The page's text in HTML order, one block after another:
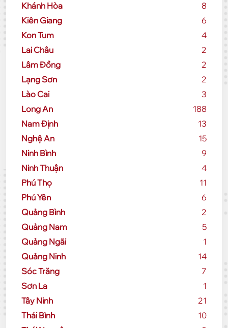
Khánh Hòa
8
Kiên Giang
6
Kon Tum
4
Lai Châu
2
Lâm Đồng
2
Lạng Sơn
2
Lào Cai
3
Long An
188
Nam Định
13
Nghệ An
15
Ninh Bình
9
Ninh Thuận
4
Phú Thọ
11
Phú Yên
6
Quảng Bình
2
Quảng Nam
5
Quảng Ngãi
1
Quảng Ninh
14
Sóc Trăng
7
Sơn La
1
Tây Ninh
21
Thái Bình
10